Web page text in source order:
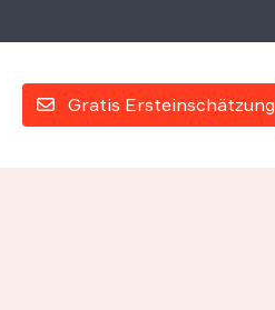
Gratis Ersteinschätzung